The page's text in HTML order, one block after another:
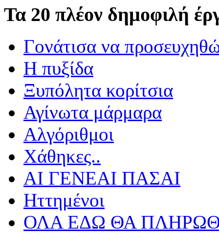
Τα 20 πλέον δημοφιλή
Γονάτισα να
Η πυξίδα
Ξυπόλητα κορίτσια
Αγίνωτα μάρμαρα
Αλγόριθμοι
Χάθηκες..
ΑΙ ΓΕΝΕΑΙ ΠΑΣΑΙ
Ηττημένοι
ΟΛΑ ΕΔΩ ΘΑ